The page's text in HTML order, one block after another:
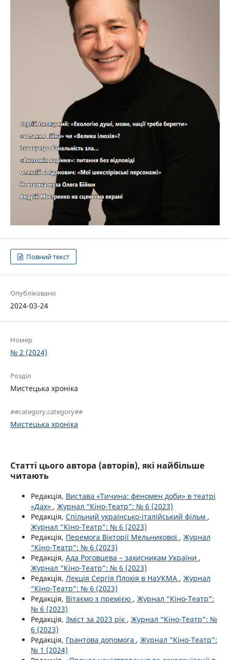
Повний текст
Опубліковано
2024-03-24
Номер
№ 2 (2024)
Розділ
Мистецька хроніка
##category.category##
Мистецька хроніка
Статті цього автора (авторів), які найбільше
читають
Редакція, Вистава «Тичина: феномен доби» в театрі
«Дах» , Журнал “Кіно-Театр”: № 6 (2023)
Редакція, Спільний українсько-італійський фільм ,
Журнал “Кіно-Театр”: № 6 (2023)
Редакція, Перемога Вікторії Мельникової , Журнал
“Кіно-Театр”: № 6 (2023)
Редакція, Ада Роговцева – захисникам України ,
Журнал “Кіно-Театр”: № 6 (2023)
Редакція, Лекція Сергія Плохія в НаУКМА , Журнал
“Кіно-Театр”: № 6 (2023)
Редакція, Вітаємо з премією , Журнал “Кіно-Театр”:
№ 6 (2023)
Редакція, Зміст за 2023 рік , Журнал “Кіно-Театр”: №
6 (2023)
Редакція, Грантова допомога , Журнал “Кіно-Театр”:
№ 1 (2024)